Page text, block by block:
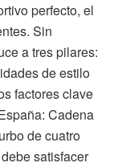
perfecto, el
Sin
a tres pilares:
de estilo
factores clave
Cadena
de cuatro
satisfacer